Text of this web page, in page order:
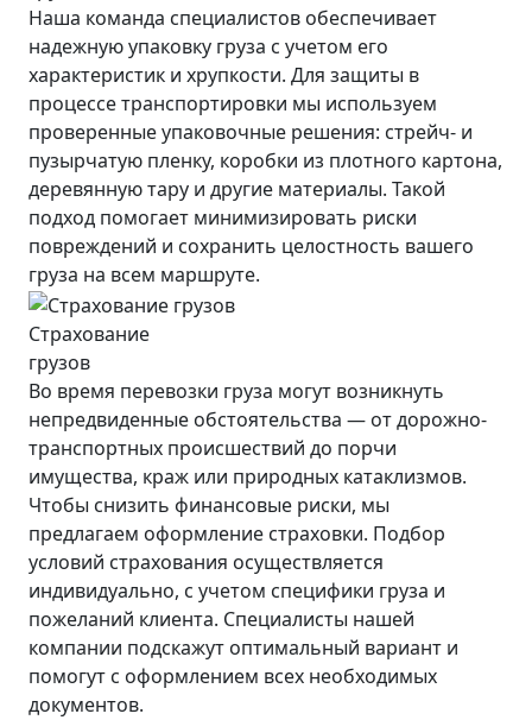
Наша команда специалистов обеспечивает
надежную упаковку груза с учетом его
характеристик и хрупкости. Для защиты в
процессе транспортировки мы используем
проверенные упаковочные решения: стрейч- и
пузырчатую пленку, коробки из плотного картона,
деревянную тару и другие материалы. Такой
подход помогает минимизировать риски
повреждений и сохранить целостность вашего
груза на всем маршруте.
Страхование
грузов
Во время перевозки груза могут возникнуть
непредвиденные обстоятельства — от дорожно-
транспортных происшествий до порчи
имущества, краж или природных катаклизмов.
Чтобы снизить финансовые риски, мы
предлагаем оформление страховки. Подбор
условий страхования осуществляется
индивидуально, с учетом специфики груза и
пожеланий клиента. Специалисты нашей
компании подскажут оптимальный вариант и
помогут с оформлением всех необходимых
документов.